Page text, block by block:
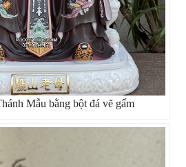
Mẫu bằng bột đá vẽ gấm